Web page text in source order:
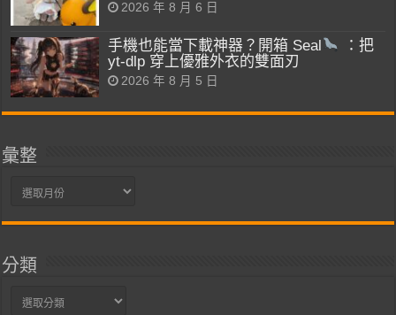
2026 年 8 月 6 日
手機也能當下載神器？開箱 Seal
：把
yt-dlp 穿上優雅外衣的雙面刃
2026 年 8 月 5 日
彙整
彙
分類
分